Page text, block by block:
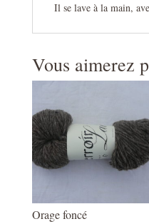
Il se lave à la main,
Vous aimerez
Orage foncé